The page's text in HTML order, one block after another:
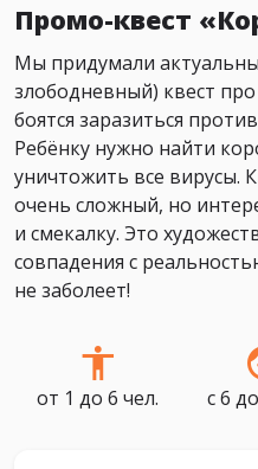
Промо-квест
Мы придумали
злободневный) квест
боятся заразиться
Ребёнку нужно найти
уничтожить все вирусы.
очень сложный, но
и смекалку. Это
совпадения с
не заболеет!
от 1 до 6 чел. с 6